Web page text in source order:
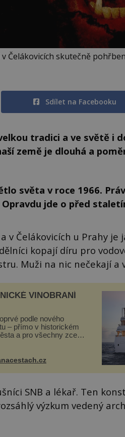
v Čelákovicích skutečně
Sdílet na Facebooku
tradici a ve světě i
země je dlouhá a
světa v roce 1966.
jde o před
v Čelákovicích u Prahy
kopají díru pro
Muži na nic nečekají a
VINOBRANÍ
podle nového
– přímo v historickém
a pro všechny zcela
Návštěvníci se mohou
SNB a lékař. Ten
výzkum vedený